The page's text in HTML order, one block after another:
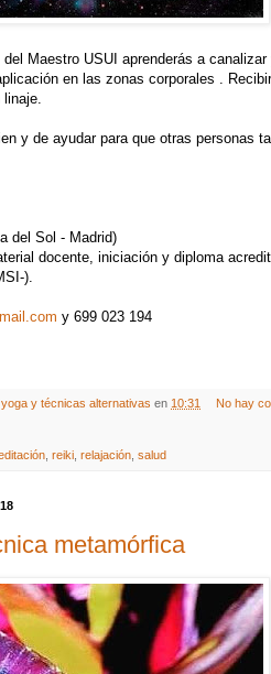
Maestro USUI aprenderás a
en las zonas corporales .
y de ayudar para que otras personas
del Sol - Madrid)
docente, iniciación y diploma
).
y 699 023 194
y técnicas alternativas en 10:31 No hay
reiki relajación salud
metamórfica